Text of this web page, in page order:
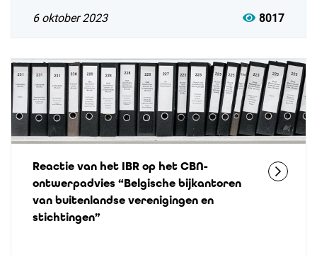
6 oktober 2023 8017
Reactie van het IBR op het CBN-
ontwerpadvies “Belgische bijkantoren
van buitenlandse verenigingen en
stichtingen”